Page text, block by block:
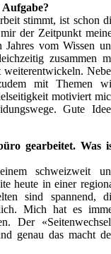
stimmt, ist schon
der Zeitpunkt
Jahres vom Wissen
zusammen
mit Themen
motiviert
Gute
gearbeitet. Was
schweizweit
heute in einer
sind spannend,
Mich hat es
Der
genau das macht